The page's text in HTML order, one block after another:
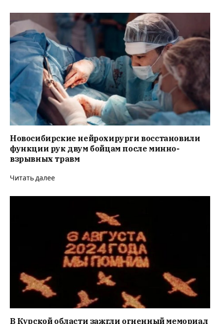
Новосибирские нейрохирурги восстановили
функции рук двум бойцам после минно-
взрывных травм
Читать далее
В Курской области зажгли огненный мемориал